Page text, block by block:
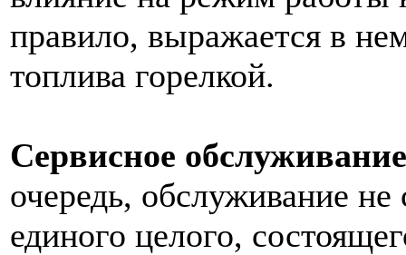
правило, выражается в
топлива горелкой.
Сервисное
очередь, обслуживание не
единого целого,